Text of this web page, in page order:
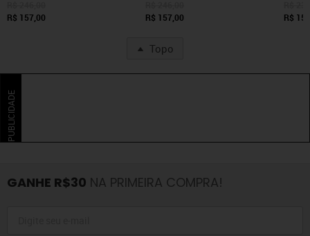
R$ 157,00
Mescla Médio
R$ 157,00
R$
Topo
PUBLICIDADE
GANHE R$30 NA PRIMEIRA COMPRA!